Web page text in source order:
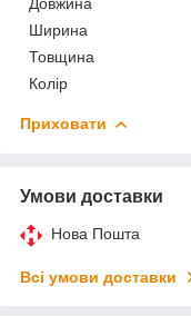
Ширина
Товщина
Колір
Приховати
Умови доставки
Нова Пошта
Всі умови доставки